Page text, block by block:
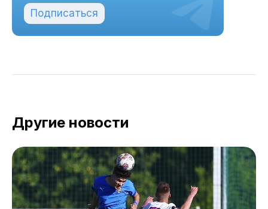
Подписаться
Другие новости